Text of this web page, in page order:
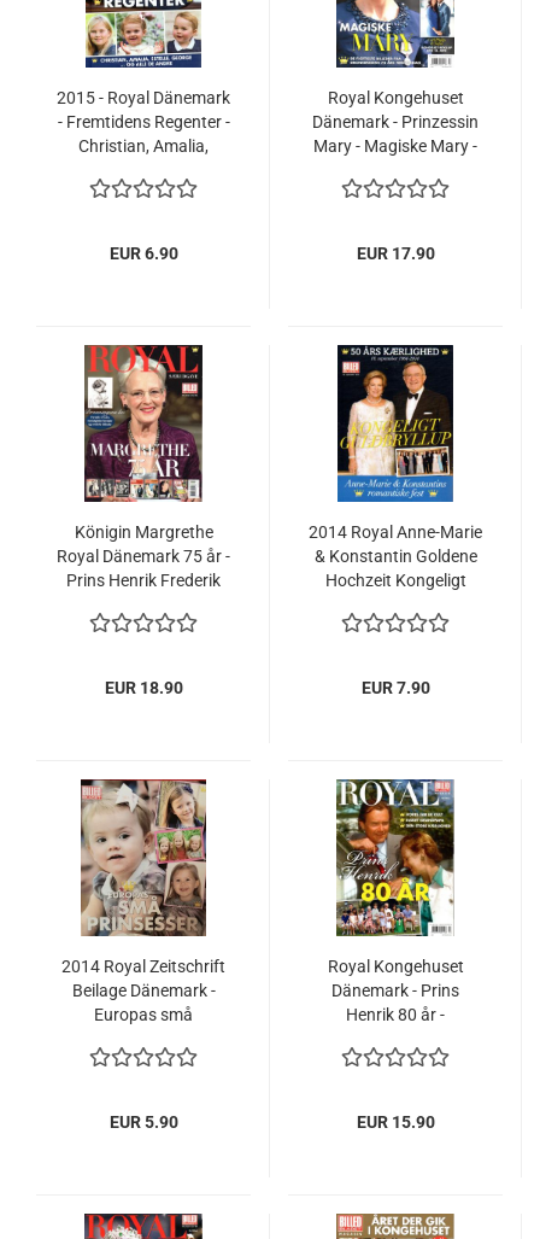
2015 - Royal Dänemark
- Fremtidens Regenter -
Christian, Amalia,
EUR 6.90
Royal Kongehuset
Dänemark - Prinzessin
Mary - Magiske Mary -
Margrethe, Carl Philip
EUR 17.90
Königin Margrethe
Royal Dänemark 75 år -
Prins Henrik Frederik
EUR 18.90
2014 Royal Anne-Marie
& Konstantin Goldene
Hochzeit Kongeligt
EUR 7.90
2014 Royal Zeitschrift
Beilage Dänemark -
Europas små
kleine Prinzessinen
EUR 5.90
Royal Kongehuset
Dänemark - Prins
Henrik 80 år -
Frederik 2014 - Königin
EUR 15.90